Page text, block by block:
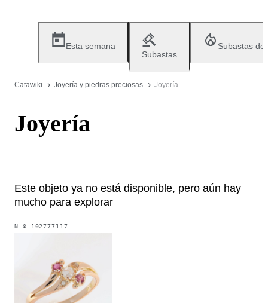
Esta semana
Subastas
Subastas
Catawiki Joyería y piedras preciosas Joyería
Joyería
Este objeto ya no está disponible, pero aún hay
mucho para explorar
N.º 102777117